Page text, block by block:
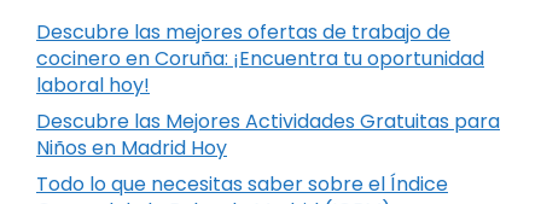
Descubre las mejores ofertas de trabajo de
cocinero en Coruña: ¡Encuentra tu oportunidad
laboral hoy!
Descubre las Mejores Actividades Gratuitas para
Niños en Madrid Hoy
Todo lo que necesitas saber sobre el Índice